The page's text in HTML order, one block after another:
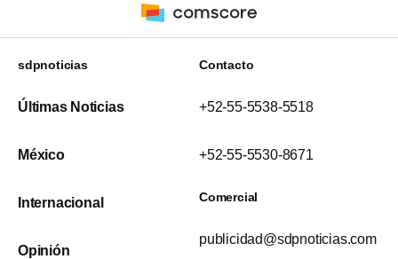
sdpnoticias
Últimas Noticias
México
Internacional
Opinión
Contacto
+52-55-5538-5518
+52-55-5530-8671
Comercial
publicidad@sdpnoticias.com